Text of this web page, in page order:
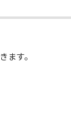
ます。